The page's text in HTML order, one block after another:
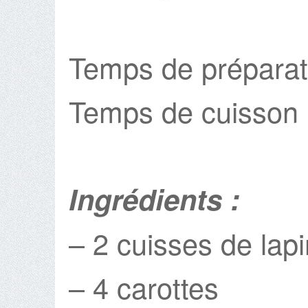
Temps de
Temps de
Ingrédients :
– 2 cuisses de
– 4 carottes